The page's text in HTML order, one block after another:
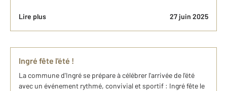
Lire plus 27 juin 2025
Ingré fête l'été !
La commune d'Ingré se prépare à célébrer l'arrivée de l'été
avec un événement rythmé, convivial et sportif : Ingré fête le